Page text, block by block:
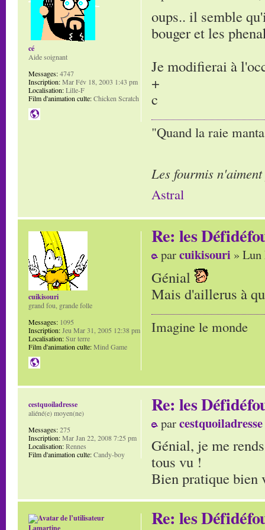
oups.. il semble
bouger et les
Je modifierai à
+
c
"Quand la raie
Les fourmis
Astral
cé
Aide soignant
Messages:4747
Inscription:Mar Fév 18, 2003 1:43 pm
Localisation:Lille-F
Film d'animation culte:Chicken Scratch
Re: les
parcuikisouri » Lun
Génial
Mais d'aillerus à
Imagine le monde
cuikisouri
grand fou, grande folle
Messages: 1095
Inscription:Jeu Mar 31, 2005 12:38 pm
Localisation:Sur terre
Film d'animation culte:Mind Game
Re: les
parcestquoiladresse
Génial, je me
tous vu !
Bien pratique bien
cestquoiladresse
aliéné(e) moyen(ne)
Messages:275
Inscription:Mar Jan 22, 2008 7:25 pm
Localisation:Rennes
Film d'animation culte:Candy-boy
Re: les
Lamartine